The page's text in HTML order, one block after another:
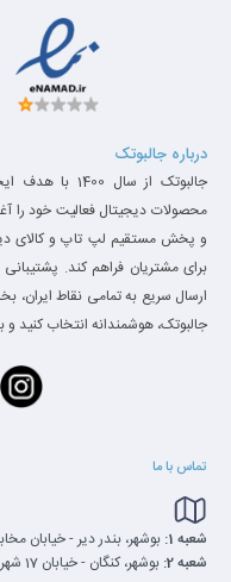
درباره جالبوتک
جالبوتک از
محصولات دیجیتال فعالیت خود را
و پخش مستقیم لپ تاپ و کالای
برای مشتریان فراهم کند.
ارسال سریع به تمامی نقاط
جالبوتک، هوشمندانه انتخاب کنید و
تماس با ما
شعبه 1:
بوشهر، بندر دیر - خیابان
شعبه 2:
بوشهر، کنگان - خیابان 17 شهریور، مجتمع پزشکی امام رضا(ع)، جنب داروخانه